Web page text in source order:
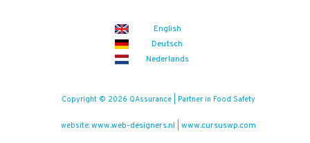
English
Deutsch
Nederlands
Copyright © 2026 QAssurance | Partner in Food Safety
website: www.web-designers.nl www.cursuswp.com